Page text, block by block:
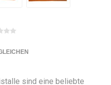
sind eine beliebte